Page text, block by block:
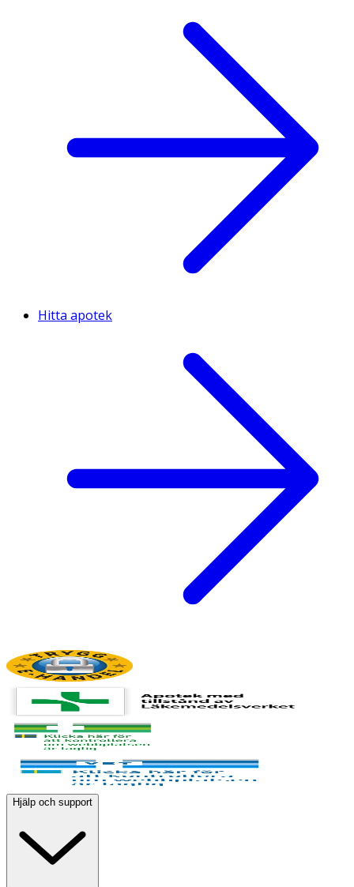
Hitta apotek
Hjälp och support